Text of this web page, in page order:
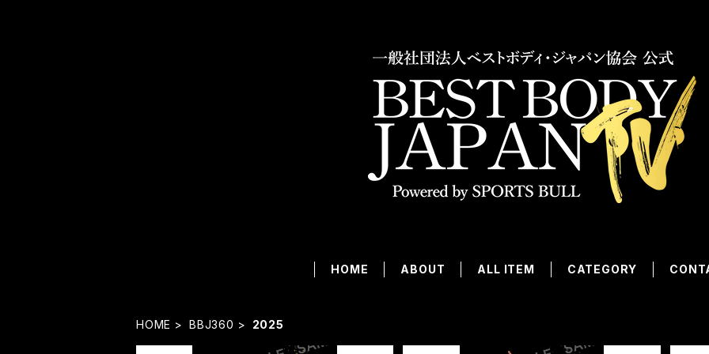
HOME ABOUT ALL ITEM CATEGORY
HOME BBJ360 2025